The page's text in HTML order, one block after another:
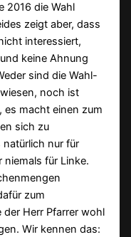
2016 die Wahl
zeigt aber, dass
interessiert,
keine Ahnung
sind die Wahl-
noch ist
es macht einen zum
sich zu
nur für
niemals für Linke.
zum
Herr Pfarrer wohl
Wir kennen das: